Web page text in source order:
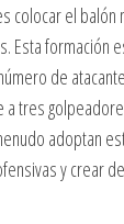
colocar el balón
Esta formación
de
a tres
adoptan
y crear